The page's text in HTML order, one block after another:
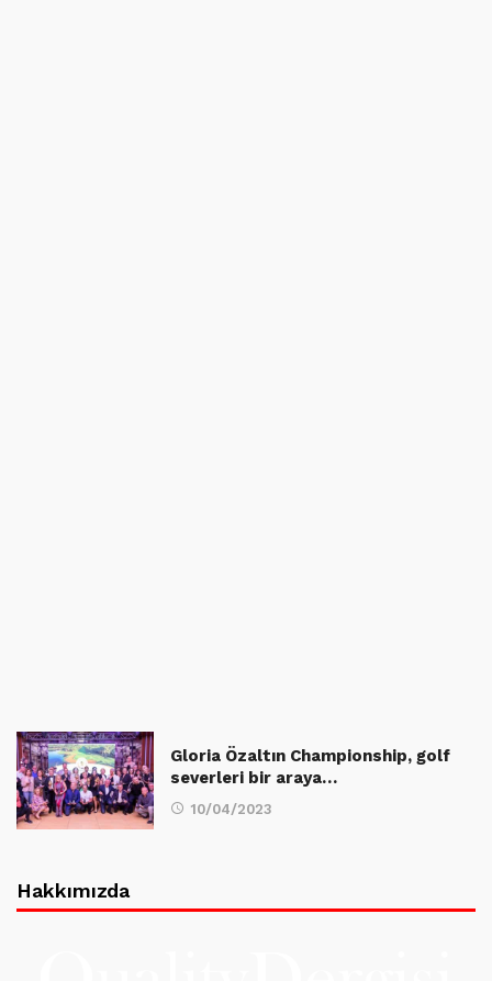
Gloria Özaltın Championship, golf
severleri bir araya…
10/04/2023
Hakkımızda